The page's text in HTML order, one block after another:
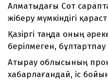
Алматыдағы Сот
жіберу мүмкіндігі
Қазіргі таңда оның
берілмеген,
Атырау облысының
хабарлағандай, іс